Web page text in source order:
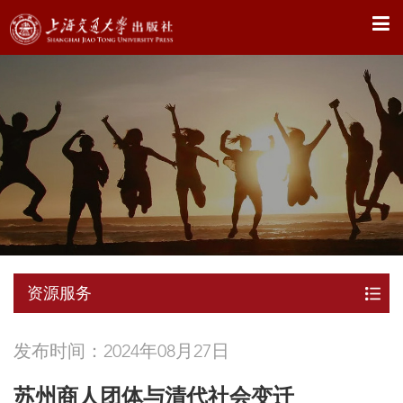
X
资源服务
发布时间：2024年08月27日
苏州商人团体与清代社会变迁